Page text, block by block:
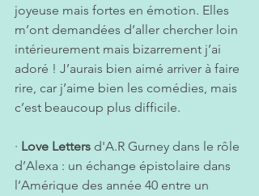
joyeuse mais fortes en émotion. Elles
m’ont demandées d’aller chercher loin
intérieurement mais bizarrement j’ai
adoré ! J’aurais bien aimé arriver à faire
rire, car j’aime bien les comédies, mais
c’est beaucoup plus difficile.
· Love Letters d'A.R Gurney dans le rôle
d’Alexa : un échange épistolaire dans
l’Amérique des année 40 entre un